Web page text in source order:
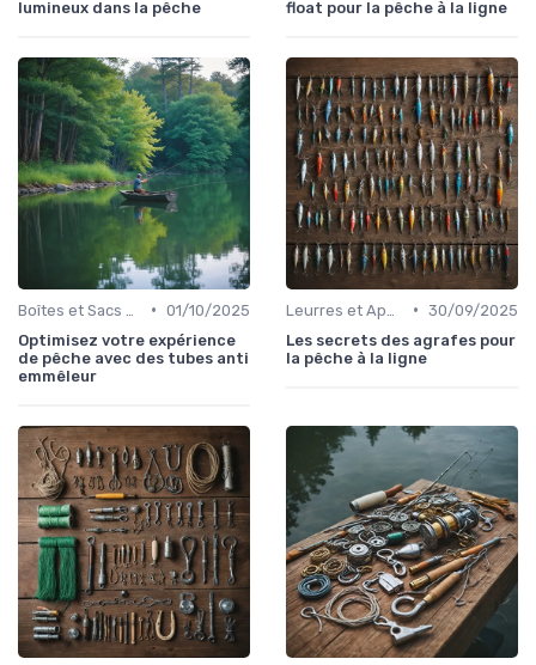
lumineux dans la pêche
float pour la pêche à la ligne
• 01/10/2025
Optimisez votre expérience
de pêche avec des tubes anti
emmêleur
• 30/09/2025
Les secrets des agrafes pour
la pêche à la ligne